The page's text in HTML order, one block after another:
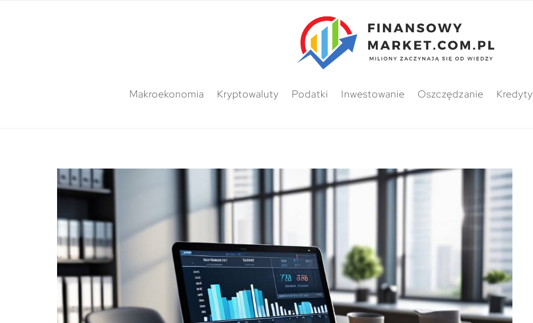
Makroekonomia Kryptowaluty Podatki Inwestowanie Oszczędzanie Kredyty